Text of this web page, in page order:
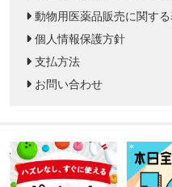
動物用医薬品販売に関す
個人情報保護方針
支払方法
お問い合わせ